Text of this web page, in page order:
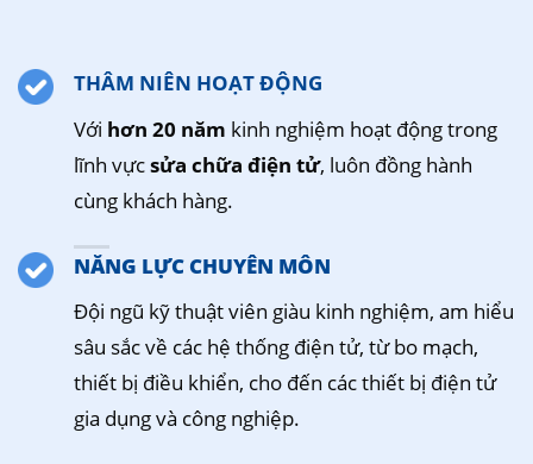
THÂM NIÊN HOẠT ĐỘNG
Với hơn 20 năm kinh nghiệm hoạt động trong
lĩnh vựcsửa chữa điện tử, luôn đồng hành
cùng khách hàng.
NĂNG LỰC CHUYÊN MÔN
Đội ngũ kỹ thuật viên giàu kinh nghiệm, am hiểu
sâu sắc về các hệ thống điện tử, từ bo mạch,
thiết bị điều khiển, cho đến các thiết bị điện tử
gia dụng và công nghiệp.